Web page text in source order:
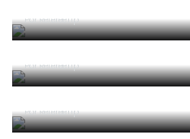
Por RefereeTip
Por RefereeTip
Por RefereeTip
2025 04 Alterações e